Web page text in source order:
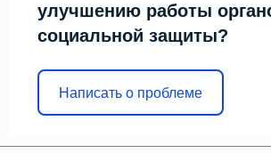
улучшению работы
социальной защиты?
Написать о проблеме